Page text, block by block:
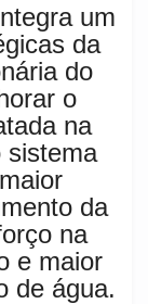
um
da
do
o
na
sistema
da
na
e maior
de água.